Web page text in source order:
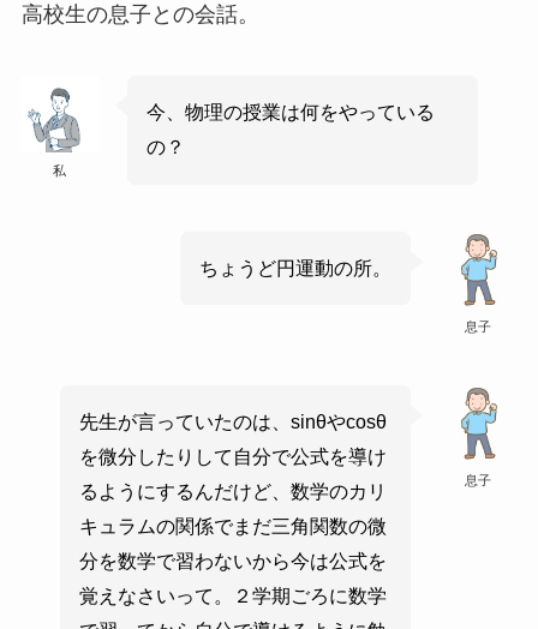
高校生の息子との会話。
私
今、物理の授業は何をやっている
の？
息子
ちょうど円運動の所。
息子
先生が言っていたのは、sinθやcosθ
を微分したりして自分で公式を導け
るようにするんだけど、数学のカリ
キュラムの関係でまだ三角関数の微
分を数学で習わないから今は公式を
覚えなさいって。２学期ごろに数学